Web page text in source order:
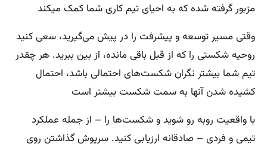
مزبور گرفته شده که به احیای تیم کاری شما کمک میکند
وقتی مسیر توسعه و پیشرفت را در پیش می‌گیرید، سعی کنید
روحیه شکستی را که از قبل باقی مانده، از بین ببرید. هر چقدر
تیم شما بیشتر نگران شکست‌های احتمالی باشد، احتمال
کشیده شدن آنها به سمت شکست بیشتر است
با واقعیت روبه رو شوید و شکست‌ها را – از جمله عملکرد
تیمی و فردی – صادقانه ارزیابی کنید. سرپوش گذاشتن روی